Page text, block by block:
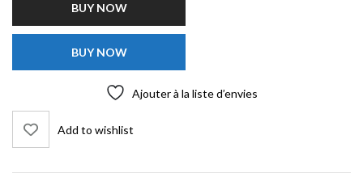
BUY NOW
BUY NOW
Ajouter à la liste d’envies
Add to wishlist